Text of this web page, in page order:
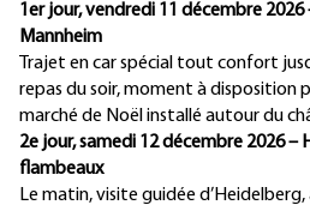
1er jour, vendredi 11 décembre 2026
Mannheim
Trajet en car spécial tout confort
repas du soir, moment à disposition
marché de Noël installé autour du
2e jour, samedi 12 décembre 2026 –
flambeaux
Le matin, visite guidée